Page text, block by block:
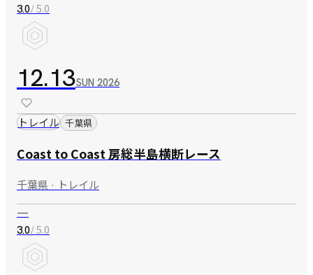
3.0/ 5.0
12.13SUN 2026
トレイル 千葉県
Coast to Coast 房総半島横断レース
千葉県 · トレイル
—
3.0/ 5.0